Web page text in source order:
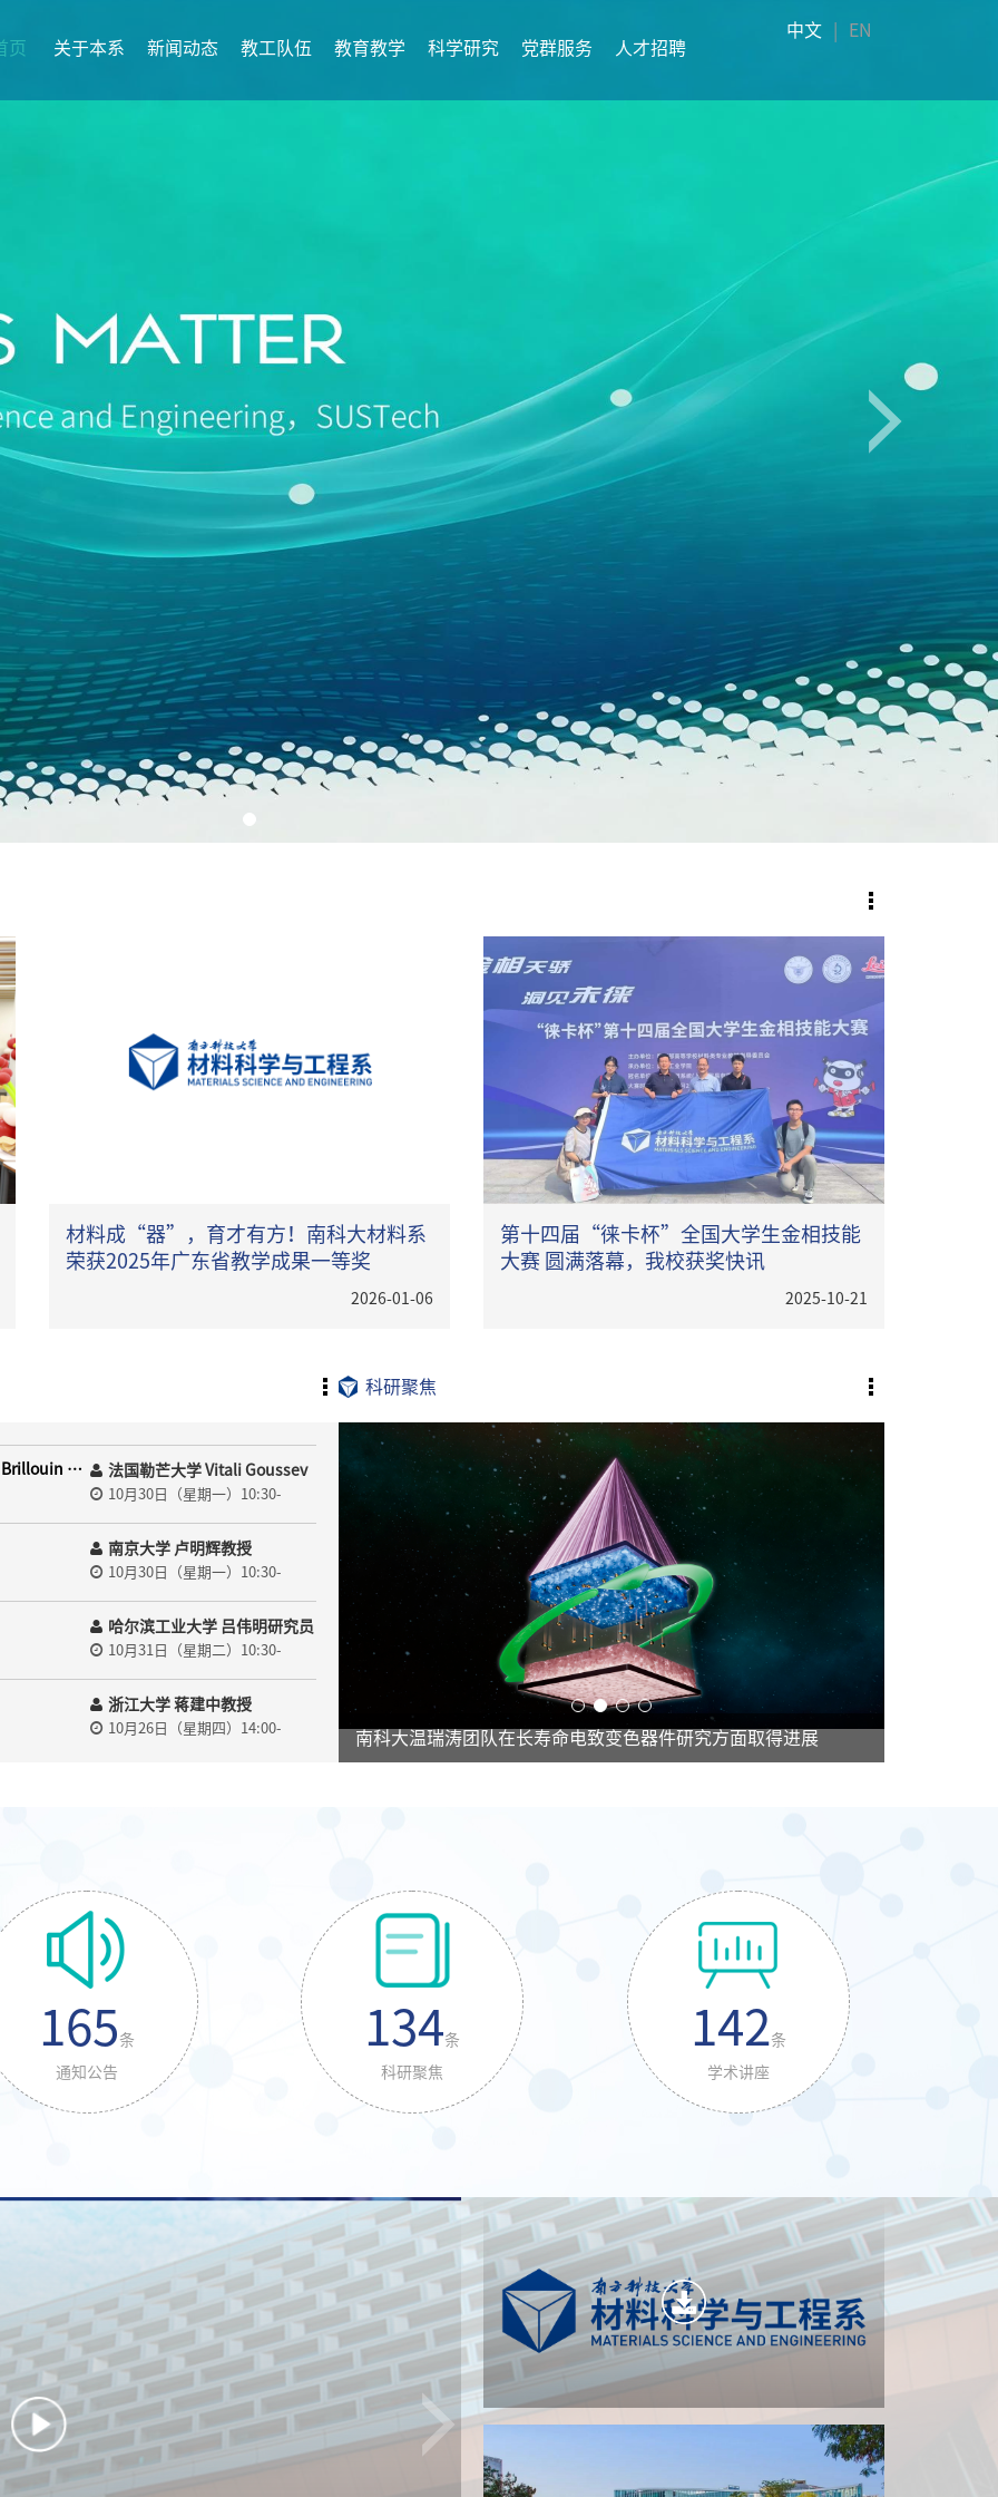
中文
EN
页
关于本系 新闻动态 教工队伍 教育教学 科学研究 党群服务 人才招聘
材料成“器”，育才有方！南科大材料系
荣获2025年广东省教学成果一等奖
2026-01-06
第十四届“徕卡杯”全国大学生金相技能
大赛 圆满落幕，我校获奖快讯
2025-10-21
Recent Advances in Applications of Time-Domain Brillouin Scattering for Imaging of Polycrystalline Materials and Material Modifications
法国勒芒大学 Vitali Goussev
教授10月30日（星期一）10:30-
12:10
南京大学 卢明辉教授
10月30日（星期一）10:30-
12:10
哈尔滨工业大学 吕伟明研究员
10月31日（星期二）10:30-
11:30
浙江大学 蒋建中教授
10月26日（星期四）14:00-
科研聚焦
南科大温瑞涛团队在长寿命电致变色器件研究方面取得进展
165 条
通知公告
134条
科研聚焦
142 条
学术讲座